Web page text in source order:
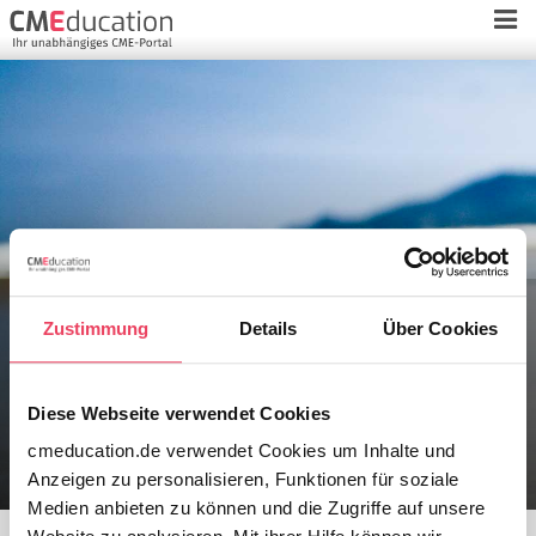
Zustimmung Details Über Cookies
Diese Webseite verwendet Cookies
cmeducation.de verwendet Cookies um Inhalte und
Anzeigen zu personalisieren, Funktionen für soziale
Medien anbieten zu können und die Zugriffe auf unsere
Krebstherapie in der
Schwangerschaft erhöht Risiko für
Frühgeburt